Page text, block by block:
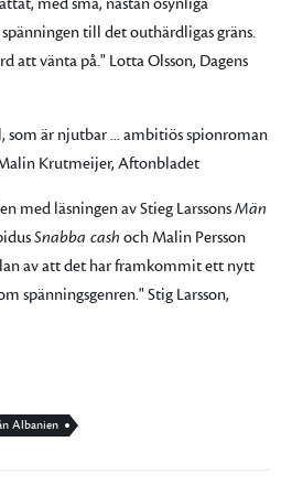
till det outhärdligas gräns.
att vänta på." Lotta Olsson, Dagens
som är njutbar ... ambitiös spionroman
Krutmeijer, Aftonbladet
med läsningen av Stieg LarssonsMän
Snabba cash och Malin Persson
av att det har framkommit ett nytt
spänningsgenren." Stig Larsson,
Albanien